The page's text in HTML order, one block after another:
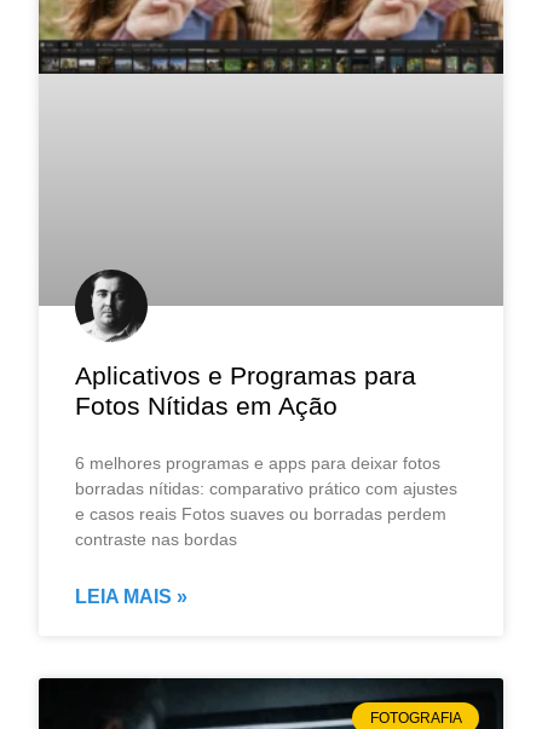
Aplicativos e Programas para
Fotos Nítidas em Ação
6 melhores programas e apps para deixar fotos
borradas nítidas: comparativo prático com ajustes
e casos reais Fotos suaves ou borradas perdem
contraste nas bordas
LEIA MAIS »
FOTOGRAFIA